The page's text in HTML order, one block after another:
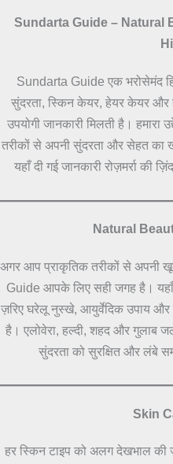
Sundarta Guide – Natural
Sundarta Guide एक भरोसेमंद
सुंदरता, स्किन केयर, हेयर केयर
उपयोगी जानकारी मिलती है। हमारा
तरीकों से अपनी सुंदरता और सेहत का
यहाँ दी गई जानकारी रोज़मर्रा की
Natural
अगर आप प्राकृतिक तरीकों से अपनी
Guide आपके लिए सही जगह है।
ज़रिए घरेलू नुस्खे, आयुर्वेदिक उपाय और
है। एलोवेरा, हल्दी, शहद और गुलाब
सुंदरता को सुरक्षित और लंबे
Skin
हर स्किन टाइप को अलग देखभाल